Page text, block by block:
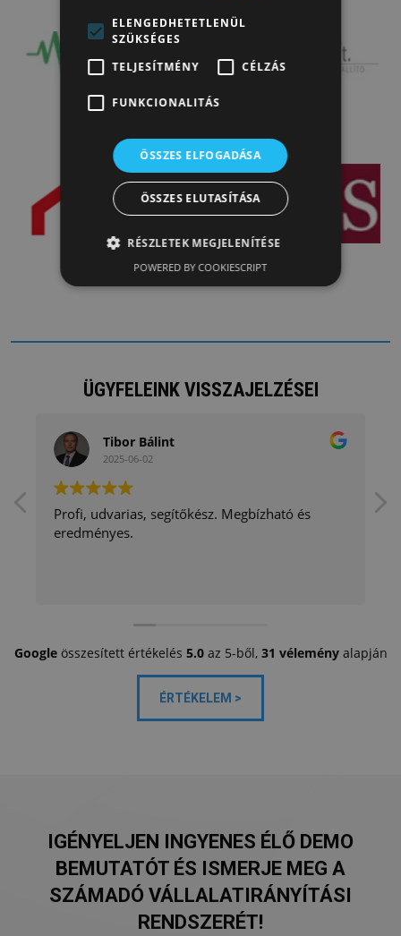
ÜGYFELEINK VISSZAJELZÉSEI
Tibor Bálint
2025-06-02
Profi, udvarias, segítőkész. Megbízható és
eredményes.
Googleösszesített értékelés 5.0az 5-ből, 31 véleményalapján
ÉRTÉKELEM >
IGÉNYELJEN INGYENES ÉLŐ DEMO
BEMUTATÓT ÉS ISMERJE MEG A
SZÁMADÓ VÁLLALATIRÁNYÍTÁSI
RENDSZERÉT!
ELENGEDHETETLENÜL
SZÜKSÉGES
TELJESÍTMÉNY
CÉLZÁS
FUNKCIONALITÁS
ÖSSZES ELFOGADÁSA
ÖSSZES ELUTASÍTÁSA
RÉSZLETEK MEGJELENÍTÉSE
POWERED BY COOKIESCRIPT